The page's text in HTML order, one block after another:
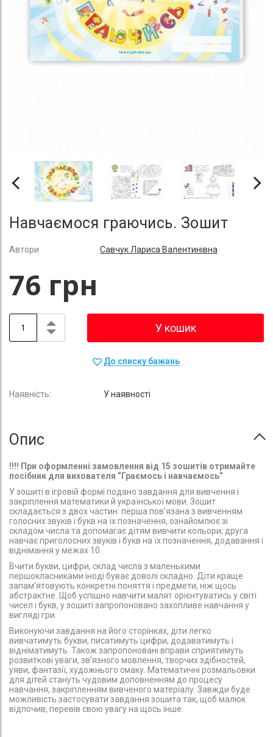
Навчаємося граючись. Зошит
Автори Савчук Лариса Валентинівна
76 грн
У кошик
До списку бажань
У наявності
Опис
!!!! При оформленні замовлення від 15 зошитів отримайте
посібник для вихователя “Граємось і навчаємось”
У зошиті в ігровій формі подано завдання для вивчення і
закріплення математики й української мови. Зошит
складається з двох частин: перша пов’язана з вивченням
голосних звуків і букв на їх позначення, ознайомлює зі
складом числа та допомагає дітям вивчити кольори; друга
навчає приголосних звуків і букв на їх позначення, додавання і
віднімання у межах 10.
Вчити букви, цифри, склад числа з маленькими
першокласниками іноді буває доволі складно. Діти краще
запам’ятовують конкретні поняття і предмети, ніж щось
абстрактне. Щоб успішно навчити малят орієнтуватись у світі
чисел і букв, у зошиті запропоновано захопливе навчання у
вигляді гри.
Виконуючи завдання на його сторінках, діти легко
вивчатимуть букви, писатимуть цифри, додаватимуть і
відніматимуть. Також запропоновані вправи сприятимуть
розвиткові уваги, зв’язного мовлення, творчих здібностей,
уяви, фантазії, художнього смаку. Математичні розмальовки
для дітей стануть чудовим доповненням до процесу
навчання, закріпленням вивченого мате­ріалу. Завжди буде
можливість застосувати завдання зошита так, щоб малюк
відпочив, перевів свою увагу на щось інше.